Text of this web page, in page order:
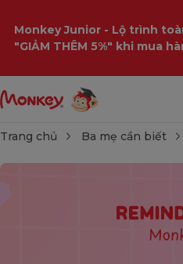
Monkey Junior - Lộ trình
"GIẢM THÊM 5%" khi mua
Trang chủ Ba mẹ cần biết